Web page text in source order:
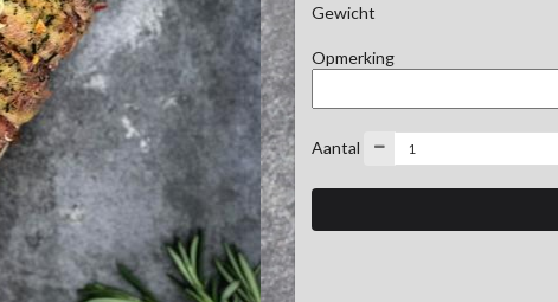
Gewicht
Opmerking
Aantal